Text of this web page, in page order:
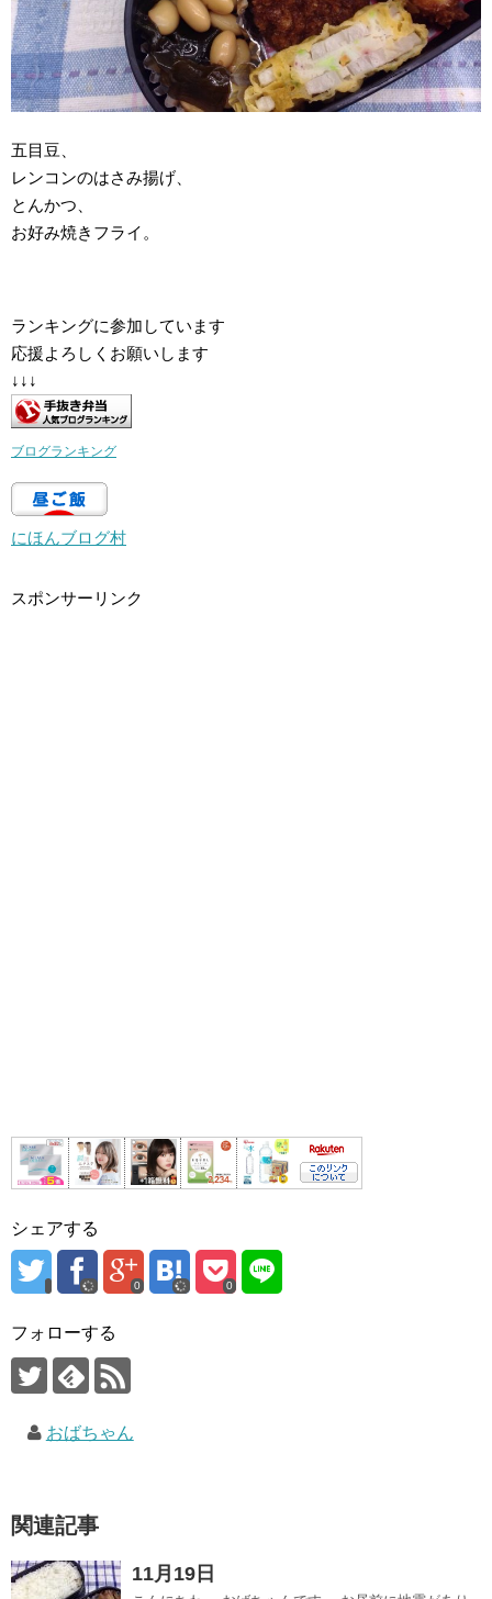
五目豆、
レンコンのはさみ揚げ、
とんかつ、
お好み焼きフライ。
ランキングに参加しています
応援よろしくお願いします
↓↓↓
ブログランキング
にほんブログ村
スポンサーリンク
シェアする
0 0
フォローする
おばちゃん
関連記事
11月19日